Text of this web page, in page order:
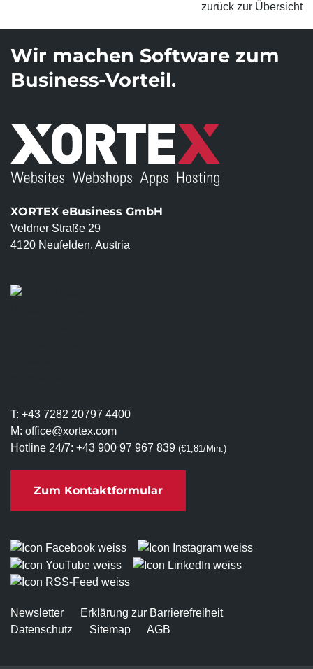
zurück zur Übersicht
Wir machen Software zum
Business-Vorteil.
XORTEX eBusiness GmbH
Veldner Straße 29
4120 Neufelden, Austria
T: +43 7282 20797 4400
M: office@xortex.com
Hotline 24/7: +43 900 97 967 839 (€1,81/Min.)
Zum Kontaktformular
Newsletter
Erklärung zur Barrierefreiheit
Datenschutz
Sitemap AGB